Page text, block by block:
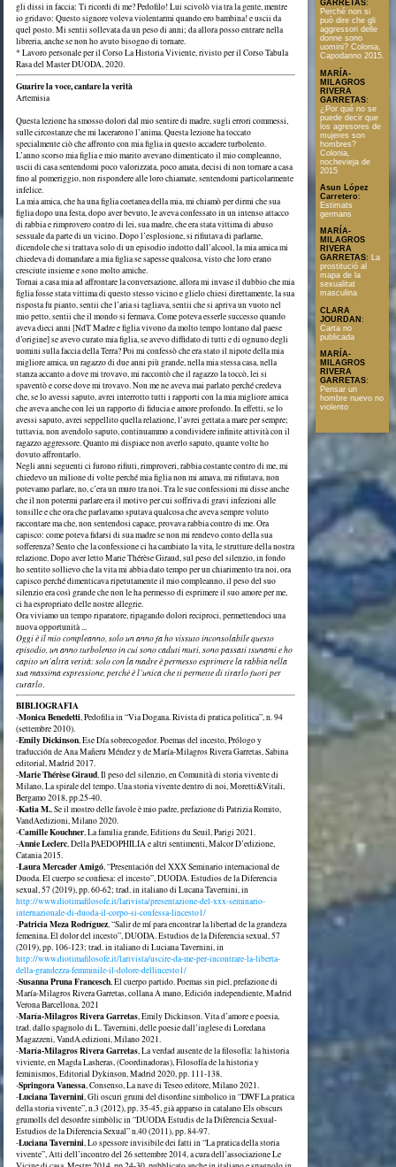
gli dissi in faccia: Ti ricordi di me? Pedofilo! Lui scivolò via tra la gente, mentre
io gridavo: Questo signore voleva violentarmi quando ero bambina! e uscii da
quel posto. Mi sentii sollevata da un peso di anni; da allora posso entrare nella
libreria, anche se non ho avuto bisogno di tornare.
* Lavoro personale per il Corso La Historia Viviente, rivisto per il Corso Tabula
Rasa del Master DUODA, 2020.
Guarire la voce, cantare la verità
Artemisia
Questa lezione ha smosso dolori dal mio sentire di madre, sugli errori commessi,
sulle circostanze che mi lacerarono l’anima. Questa lezione ha toccato
specialmente ciò che affronto con mia figlia in questo accadere turbolento.
L’anno scorso mia figlia e mio marito avevano dimenticato il mio compleanno,
uscii di casa sentendomi poco valorizzata, poco amata, decisi di non tornare a casa
fino al pomeriggio, non rispondere alle loro chiamate, sentendomi particolarmente
infelice.
La mia amica, che ha una figlia coetanea della mia, mi chiamò per dirmi che sua
figlia dopo una festa, dopo aver bevuto, le aveva confessato in un intenso attacco
di rabbia e rimprovero contro di lei, sua madre, che era stata vittima di abuso
sessuale da parte di un vicino. Dopo l’esplosione, si rifiutava di parlarne,
dicendole che si trattava solo di un episodio indotto dall’alcool, la mia amica mi
chiedeva di domandare a mia figlia se sapesse qualcosa, visto che loro erano
cresciute insieme e sono molto amiche.
Tornai a casa mia ad affrontare la conversazione, allora mi invase il dubbio che mia
figlia fosse stata vittima di questo stesso vicino e glielo chiesi direttamente, la sua
risposta fu pianto, sentii che l’aria si tagliava, sentii che si apriva un vuoto nel
mio petto, sentii che il mondo si fermava. Come poteva esserle successo quando
aveva dieci anni [NdT Madre e figlia vivono da molto tempo lontano dal paese
d’origine] se avevo curato mia figlia, se avevo diffidato di tutti e di ognuno degli
uomini sulla faccia della Terra? Poi mi confessò che era stato il nipote della mia
migliore amica, un ragazzo di due anni più grande, nella mia stessa casa, nella
stanza accanto a dove mi trovavo, mi raccontò che il ragazzo la toccò, lei si
spaventò e corse dove mi trovavo. Non me ne aveva mai parlato perché credeva
che, se lo avessi saputo, avrei interrotto tutti i rapporti con la mia migliore amica
che aveva anche con lei un rapporto di fiducia e amore profondo. In effetti, se lo
avessi saputo, avrei seppellito quella relazione, l’avrei gettata a mare per sempre;
tuttavia, non avendolo saputo, continuammo a condividere infinite attività con il
ragazzo aggressore. Quanto mi dispiace non averlo saputo, quante volte ho
dovuto affrontarlo.
Negli anni seguenti ci furono rifiuti, rimproveri, rabbia costante contro di me, mi
chiedevo un milione di volte perché mia figlia non mi amava, mi rifiutava, non
potevamo parlare, no, c’era un muro tra noi. Tra le sue confessioni mi disse anche
che il non potermi parlare era il motivo per cui soffriva di gravi infezioni alle
tonsille e che ora che parlavamo sputava qualcosa che aveva sempre voluto
raccontare ma che, non sentendosi capace, provava rabbia contro di me. Ora
capisco: come poteva fidarsi di sua madre se non mi rendevo conto della sua
sofferenza? Sento che la confessione ci ha cambiato la vita, le strutture della nostra
relazione. Dopo aver letto Marie Thérèse Giraud, sul peso del silenzio, in fondo
ho sentito sollievo che la vita mi abbia dato tempo per un chiarimento tra noi, ora
capisco perché dimenticava ripetutamente il mio compleanno, il peso del suo
silenzio era così grande che non le ha permesso di esprimere il suo amore per me,
ci ha espropriato delle nostre allegrie.
Ora viviamo un tempo riparatore, ripagando dolori reciproci, permettendoci una
nuova opportunità ...
Oggi è il mio compleanno, solo un anno fa ho vissuto inconsolabile questo
episodio, un anno turbolento in cui sono caduti muri, sono passati tsunami e ho
capito un’altra verità: solo con la madre è permesso esprimere la rabbia nella
sua massima espressione, perché è l’unica che ti permette di tirarlo fuori per
curarlo.
BIBLIOGRAFIA
-Monica Benedetti, Pedofilia in “Via Dogana. Rivista di pratica politica”, n. 94
(settembre 2010).
-Emily Dickinson, Ese Día sobrecogedor. Poemas del incesto, Prólogo y
traducción de Ana Mañeru Méndez y de María-Milagros Rivera Garretas, Sabina
editorial, Madrid 2017.
-Marie Thérèse Giraud, Il peso del silenzio, en Comunità di storia vivente di
Milano, La spirale del tempo. Una storia vivente dentro di noi, Moretti&Vitali,
Bergamo 2018, pp.25-40.
-Katia M., Se il mostro delle favole è mio padre, prefazione di Patrizia Romito,
VandAedizioni, Milano 2020.
-Camille Kouchner, La familia grande, Editions du Seuil, Parigi 2021.
-Annie Leclerc, Della PAEDOPHILIA e altri sentimenti, Malcor D’edizione,
Catania 2015.
-Laura Mercader Amigó, “Presentación del XXX Seminario internacional de
Duoda. El cuerpo se confiesa: el incesto”, DUODA. Estudios de la Diferencia
sexual, 57 (2019), pp. 60-62; trad. in italiano di Lucana Tavernini, in
http://www.diotimafilosofe.it/larivista/presentazione-del-xxx-seminario-
internazionale-di-duoda-il-corpo-si-confessa-lincesto1/
-Patricia Meza Rodríguez, “Salir de mí para encontrar la libertad de la grandeza
femenina. El dolor del incesto”, DUODA. Estudios de la Diferencia sexual, 57
(2019), pp. 106-123; trad. in italiano di Luciana Tavernini, in
http://www.diotimafilosofe.it/larivista/uscire-da-me-per-incontrare-la-liberta-
della-grandezza-femminile-il-dolore-dellincesto1/
-Susanna Pruna Francesch, El cuerpo partido. Poemas sin piel, prefazione di
María-Milagros Rivera Garretas, collana A mano, Edición independiente, Madrid
Verona Barcellona, 2021
-María-Milagros Rivera Garretas, Emily Dickinson. Vita d’amore e poesia,
trad. dallo spagnolo di L. Tavernini, delle poesie dall’inglese di Loredana
Magazzeni, VandA.edizioni, Milano 2021.
-María-Milagros Rivera Garretas, La verdad ausente de la filosofía: la historia
viviente, en Magda Lasheras, (Coordinadoras), Filosofía de la historia y
feminismos, Editorial Dykinson, Madrid 2020, pp. 111-138.
-Springora Vanessa, Consenso, La nave di Teseo editore, Milano 2021.
-Luciana Tavernini, Gli oscuri grumi del disordine simbolico in “DWF La pratica
della storia vivente”, n.3 (2012), pp. 35-45, già apparso in catalano Els obscurs
grumolls del desordre simbòlic in “DUODA Estudis de la Difèrencia Sexual-
Estudios de la Diferencia Sexual” n.40 (2011), pp. 84-97.
-Luciana Tavernini, Lo spessore invisibile dei fatti in “La pratica della storia
vivente”, Atti dell’incontro del 26 settembre 2014, a cura dell’associazione Le
GARRETAS:
Perché non si
può dire che gli
aggressori delle
donne sono
uomini? Colonia,
Capodanno 2015.
MARÍA-
MILAGROS
RIVERA
GARRETAS:
¿Por qué no se
puede decir que
los agresores de
mujeres son
hombres?
Colonia,
nochevieja de
2015
Asun López
Carretero:
Estimats
germans
MARÍA-
MILAGROS
RIVERA
GARRETAS: La
prostitució al
mapa de la
sexualitat
masculina
CLARA
JOURDAN :
Carta no
publicada
MARÍA-
MILAGROS
RIVERA
GARRETAS:
Pensar un
hombre nuevo no
violento